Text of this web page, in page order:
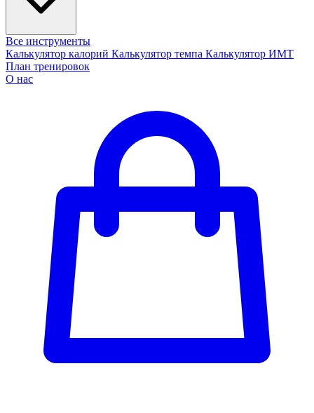
Все инструменты
Калькулятор калорий Калькулятор темпа Калькулятор ИМТ
План тренировок
О нас